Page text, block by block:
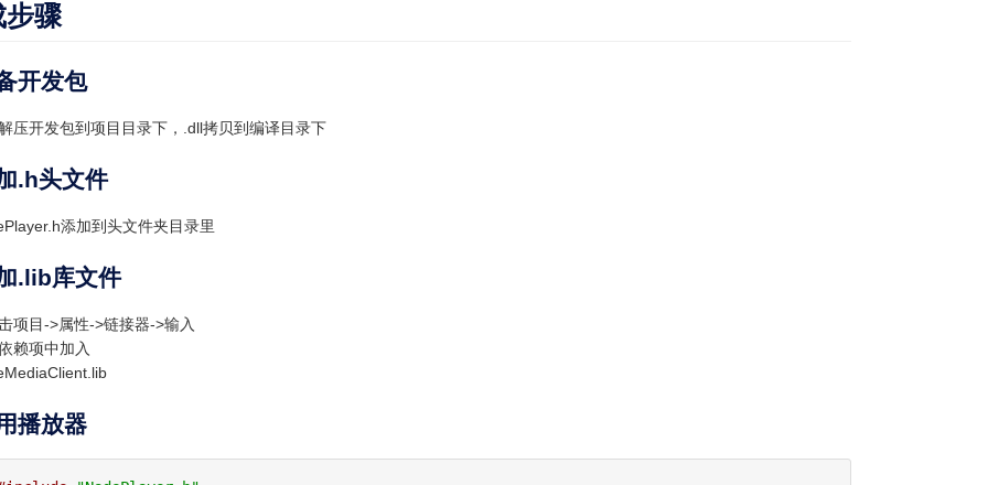
步骤
开发包
压开发包到项目目录下，.dll拷贝到编译目录下
.h头文件
添加到头文件夹目录里
.lib库文件
项目->属性->链接器->输入
赖项中加入
播放器